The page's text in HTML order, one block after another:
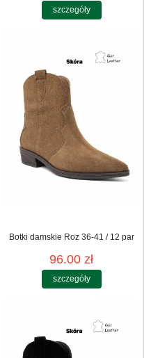
szczegóły
Botki damskie Roz 36-41 / 12 par
96.00 zł
szczegóły